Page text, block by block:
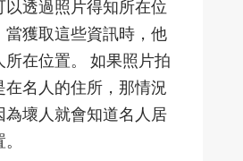
以透過照片得知所在位
當獲取這些資訊時，他
在位置。 如果照片拍
在名人的住所，那情況
為壞人就會知道名人居